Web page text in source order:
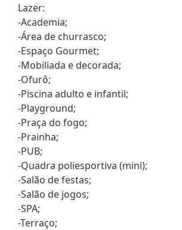
Lazer:
-Academia;
-Área de churrasco;
-Espaço Gourmet;
-Mobiliada e decorada;
-Ofurô;
-Piscina adulto e infantil;
-Playground;
-Praça do fogo;
-Prainha;
-PUB;
-Quadra poliesportiva (mini);
-Salão de festas;
-Salão de jogos;
-SPA;
-Terraço;